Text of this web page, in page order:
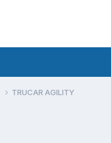
TRUCAR AGILITY